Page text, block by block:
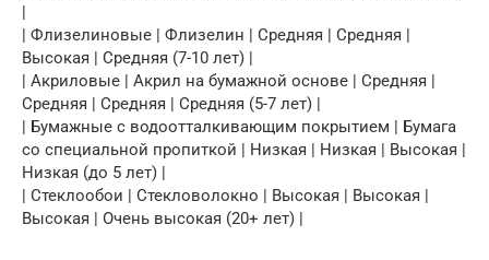
|
| Флизелиновые | Флизелин | Средняя | Средняя |
Высокая | Средняя (7-10 лет) |
| Акриловые | Акрил на бумажной основе | Средняя |
Средняя | Средняя | Средняя (5-7 лет) |
| Бумажные с водоотталкивающим покрытием | Бумага
со специальной пропиткой | Низкая | Низкая | Высокая |
Низкая (до 5 лет) |
| Стеклообои | Стекловолокно | Высокая | Высокая |
Высокая | Очень высокая (20+ лет) |